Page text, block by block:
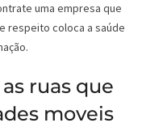
uma empresa que
respeito coloca a saúde
ruas que
moveis